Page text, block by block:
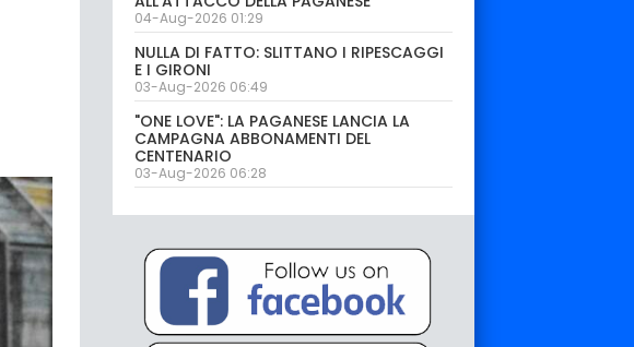
04-Aug-2026 01:29
NULLA DI FATTO: SLITTANO I RIPESCAGGI
E I GIRONI
03-Aug-2026 06:49
"ONE LOVE": LA PAGANESE LANCIA LA
CAMPAGNA ABBONAMENTI DEL
CENTENARIO
03-Aug-2026 06:28